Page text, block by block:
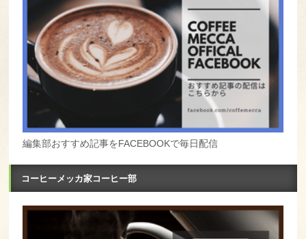
編集部おすすめ記事をFACEBOOKで毎日配信
コーヒーメッカ家コーヒー部